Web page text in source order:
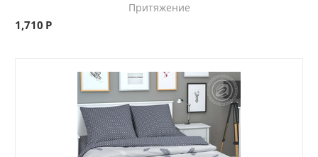
Притяжение
1,710 Р